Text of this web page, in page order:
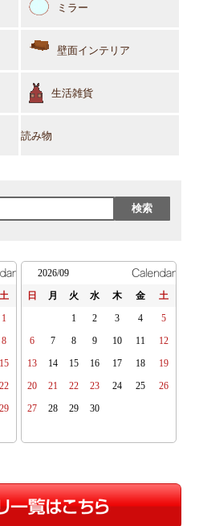
ミラー
壁面インテリア
生活雑貨
読み物
土
1
8
15
22
29
2026/09
日 月 火 水 木 金 土
1 2 3 4 5
6 7 8 9 10 11 12
13 14 15 16 17 18 19
20 21 22 23 24 25 26
27 28 29 30